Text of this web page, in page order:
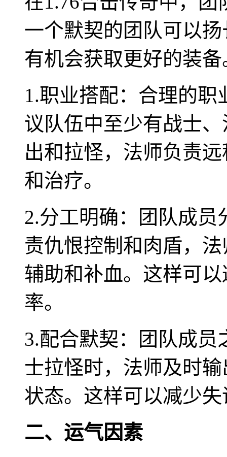
一个默契的团队可以
有机会获取更好的装备
1.职业搭配：合理的
议队伍中至少有战士
出和拉怪，法师负责
和治疗。
2.分工明确：团队成
责仇恨控制和肉盾，
辅助和补血。这样可
率。
3.配合默契：团队成
士拉怪时，法师及时
状态。这样可以减少
二、运气因素